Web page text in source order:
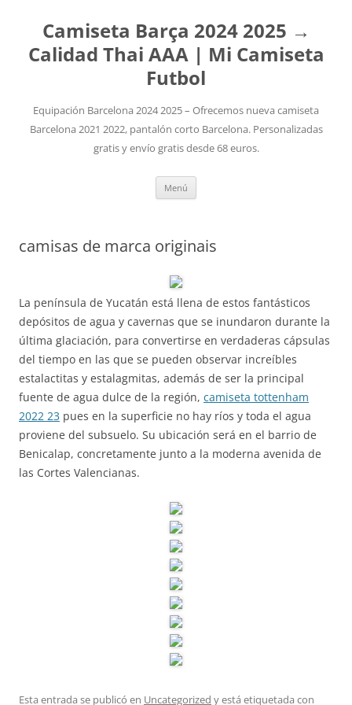
Camiseta Barça 2024 2025 →
Calidad Thai AAA | Mi Camiseta
Futbol
Equipación Barcelona 2024 2025 – Ofrecemos nueva camiseta
Barcelona 2021 2022, pantalón corto Barcelona. Personalizadas
gratis y envío gratis desde 68 euros.
Menú
camisas de marca originais
La península de Yucatán está llena de estos fantásticos
depósitos de agua y cavernas que se inundaron durante la
última glaciación, para convertirse en verdaderas cápsulas
del tiempo en las que se pueden observar increíbles
estalactitas y estalagmitas, además de ser la principal
fuente de agua dulce de la región, camiseta tottenham
2022 23 pues en la superficie no hay ríos y toda el agua
proviene del subsuelo. Su ubicación será en el barrio de
Benicalap, concretamente junto a la moderna avenida de
las Cortes Valencianas.
Esta entrada se publicó en Uncategorized y está etiquetada con